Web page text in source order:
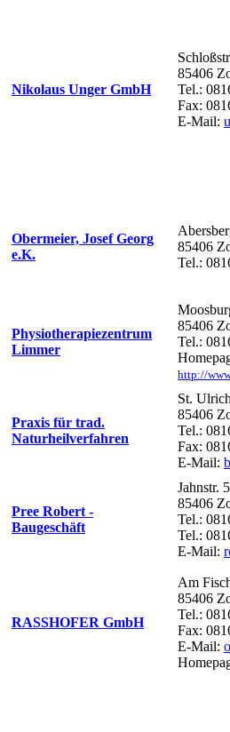
Nikolaus Unger GmbH
85406
Tel.:
Fax:
E-Mail:
Obermeier, Josef Georg
e.K.
85406
Tel.:
Physiotherapiezentrum
Limmer
85406
Tel.:
http://
Praxis für trad.
Naturheilverfahren
St.
85406
Tel.:
Fax:
E-Mail:
Pree Robert -
Baugeschäft
Jahnstr.
85406
Tel.:
Tel.:
E-Mail:
RASSHOFER GmbH
Am
85406
Tel.:
Fax:
E-Mail: